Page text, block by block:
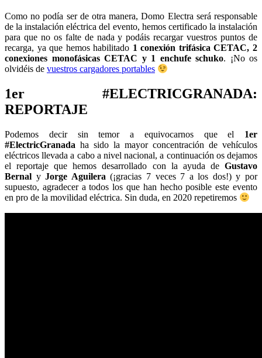
Como no podía ser de otra manera, Domo Electra será responsable
de la instalación eléctrica del evento, hemos certificado la instalación
para que no os falte de nada y podáis recargar vuestros puntos de
recarga, ya que hemos habilitado 1 conexión trifásica CETAC, 2
conexiones monofásicas CETAC y 1 enchufe schuko. ¡No os
olvidéis de vuestros cargadores portables
1er #ELECTRICGRANADA:
REPORTAJE
Podemos decir sin temor a equivocarnos que el 1er
#ElectricGranada ha sido la mayor concentración de vehículos
eléctricos llevada a cabo a nivel nacional, a continuación os dejamos
el reportaje que hemos desarrollado con la ayuda de Gustavo
Bernal yJorge Aguilera (¡gracias 7 veces 7 a los dos!) y por
supuesto, agradecer a todos los que han hecho posible este evento
en pro de la movilidad eléctrica. Sin duda, en 2020 repetiremos